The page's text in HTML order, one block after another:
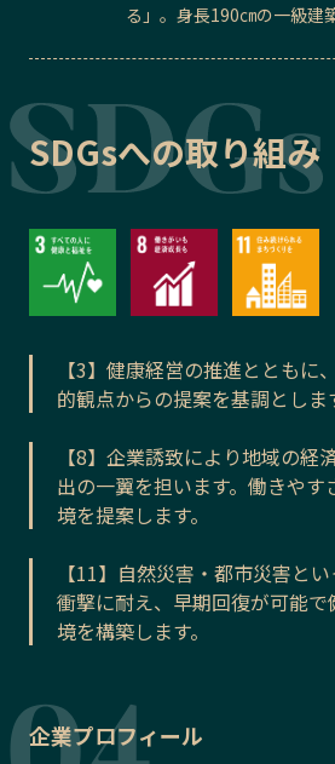
る」。身長190㎝の一級建
SDGsへの取り組み
【3】健康経営の推進とともに
的観点からの提案を基調としま
【8】企業誘致により地域の経
出の一翼を担います。働きや
境を提案します。
【11】自然災害・都市災害と
衝撃に耐え、早期回復が可能
境を構築します。
企業プロフィール